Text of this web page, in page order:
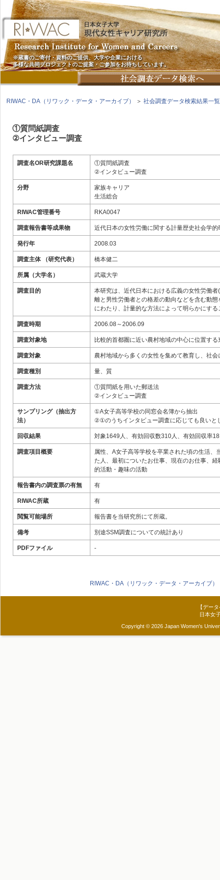
※蔵書のご寄付・資料のご提供、大学や企業における
多様な共同プロジェクトのご提案・ご参加をお待ちしています。
RIWAC・DA（リワック・データ・アーカイブ） ＞ 社会調査データ検索結果一覧
①質問紙調査
②インタビュー調査
調査名OR研究課題名
①質問紙調査
②インタビュー調査
分野
家族キャリア
生活総合
RIWAC管理番号 RKA0047
調査報告書等成果物 近代日本の女性労働に関する計量歴史社会学的
発行年 2008.03
調査主体 （研究代表） 橋本健二
所属（大学名） 武蔵大学
調査目的
本研究は、近代日本における広義の女性労働
離と男性労働者との格差の動向などを含む動
にわたり、計量的な方法によって明らかにす
調査時期 2006.08～2006.09
調査対象地 比較的首都圏に近い農村地域の中心に位置す
調査対象 農村地域から多くの女性を集めて教育し、社
調査種別 量、質
調査方法
①質問紙を用いた郵送法
②インタビュー調査
サンプリング（抽出方
法）
①A女子高等学校の同窓会名簿から抽出
②①のうちインタビュー調査に応じても良いと
回収結果 対象1649人、有効回収数310人、有効回収率
調査項目概要
属性、A女子高等学校を卒業された頃の生活
た人、最初についたお仕事、現在のお仕事、
的活動・趣味の活動
報告書内の調査票の有無 有
RIWAC所蔵 有
閲覧可能場所 報告書を当研究所にて所蔵。
備考 別途SSM調査についての統計あり
PDFファイル -
RIWAC・DA（リワック・データ・アーカイブ）
【デー
日本女
Copyright © 2026 Japan Women's